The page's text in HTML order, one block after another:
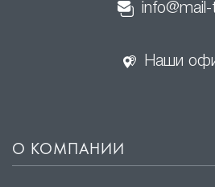
Наши
О КОМПАНИИ